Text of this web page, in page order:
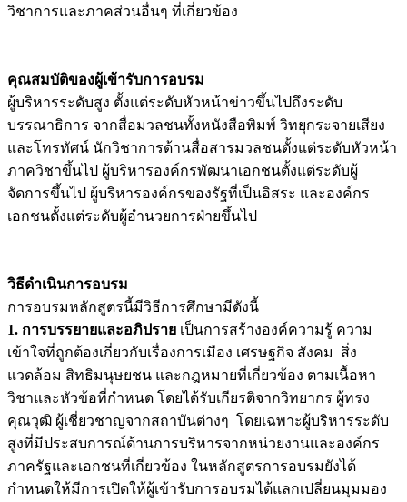
วิชาการและภาคส่วนอื่นๆ ที่เกี่ยวข้อง
คุณสมบัติของผู้เข้ารับการอบรม
ผู้บริหารระดับสูง ตั้งแต่ระดับหัวหน้าข่าวขึ้นไปถึงระดับ
บรรณาธิการ จากสื่อมวลชนทั้งหนังสือพิมพ์ วิทยุกระจายเสียง
และโทรทัศน์ นักวิชาการด้านสื่อสารมวลชนตั้งแต่ระดับหัวหน้า
ภาควิชาขึ้นไป ผู้บริหารองค์กรพัฒนาเอกชนตั้งแต่ระดับผู้
จัดการขึ้นไป ผู้บริหารองค์กรของรัฐที่เป็นอิสระ และองค์กร
เอกชนตั้งแต่ระดับผู้อำนวยการฝ่ายขึ้นไป
วิธีดำเนินการอบรม
การอบรมหลักสูตรนี้มีวิธีการศึกษามีดังนี้
1. การบรรยายและอภิปราย เป็นการสร้างองค์ความรู้ ความ
เข้าใจที่ถูกต้องเกี่ยวกับเรื่องการเมือง เศรษฐกิจ สังคม สิ่ง
แวดล้อม สิทธิมนุษยชน และกฎหมายที่เกี่ยวข้อง ตามเนื้อหา
วิชาและหัวข้อที่กำหนด โดยได้รับเกียรติจากวิทยากร ผู้ทรง
คุณวุฒิ ผู้เชี่ยวชาญจากสถาบันต่างๆ โดยเฉพาะผู้บริหารระดับ
สูงที่มีประสบการณ์ด้านการบริหารจากหน่วยงานและองค์กร
ภาครัฐและเอกชนที่เกี่ยวข้อง ในหลักสูตรการอบรมยังได้
กำหนดให้มีการเปิดให้ผู้เข้ารับการอบรมได้แลกเปลี่ยนมุมมอง